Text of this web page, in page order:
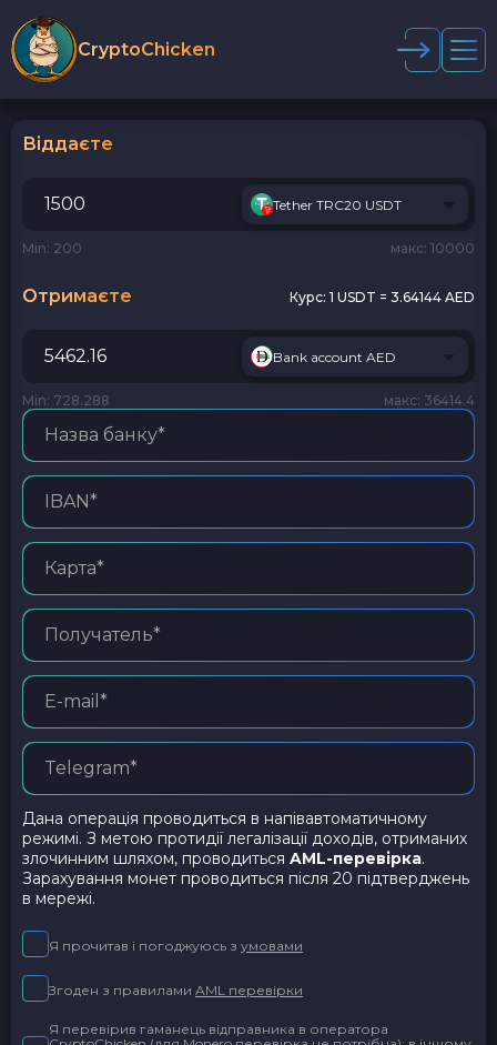
CryptoChicken
Віддаєте
Tether TRC20 USDT
Min: 200 макс: 10000
Отримаєте Курс: 1 USDT = 3.64144 AED
Bank account AED
Min: 728.288 макс: 36414.4
Дана операція проводиться в напівавтоматичному
режимі. З метою протидії легалізації доходів, отриманих
злочинним шляхом, проводиться AML-перевірка.
Зарахування монет проводиться після 20 підтверджень
в мережі.
Я прочитав і погоджуюсь з умовами
Згоден з правилами AML перевірки
Я перевірив гаманець відправника в оператора